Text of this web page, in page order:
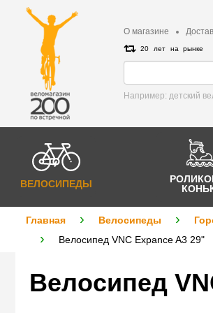
О магазине
20 лет на рынке
Например: детский
ВЕЛОСИПЕДЫ
Главная Велосипеды
Велосипед VNC Expance A3 29"
Велосипед